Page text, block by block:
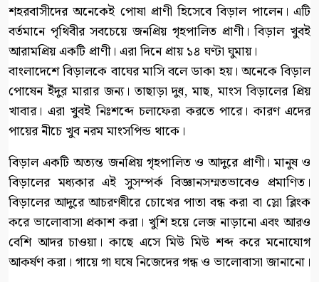
শহরবাসীদের অনেকেই পোষা প্রাণী হিসেবে বিড়াল পালেন। এটি
বর্তমানে পৃথিবীর সবচেয়ে জনপ্রিয় গৃহপালিত প্রাণী। বিড়াল খুবই
আরামপ্রিয় একটি প্রাণী। এরা দিনে প্রায় ১৪ ঘণ্টা ঘুমায়।
বাংলাদেশে বিড়ালকে বাঘের মাসি বলে ডাকা হয়। অনেকে বিড়াল
পোষেন ইঁদুর মারার জন্য। তাছাড়া দুধ, মাছ, মাংস বিড়ালের প্রিয়
খাবার। এরা খুবই নিঃশব্দে চলাফেরা করতে পারে। কারণ এদের
পায়ের নীচে খুব নরম মাংসপিন্ড থাকে।
বিড়াল একটি অত্যন্ত জনপ্রিয় গৃহপালিত ও আদুরে প্রাণী। মানুষ ও
বিড়ালের মধ্যকার এই সুসম্পর্ক বিজ্ঞানসম্মতভাবেও প্রমাণিত।
বিড়ালের আদুরে আচরণধীরে চোখের পাতা বন্ধ করা বা স্লো ব্লিংক
করে ভালোবাসা প্রকাশ করা। খুশি হয়ে লেজ নাড়ানো এবং আরও
বেশি আদর চাওয়া। কাছে এসে মিউ মিউ শব্দ করে মনোযোগ
আকর্ষণ করা। গায়ে গা ঘষে নিজেদের গন্ধ ও ভালোবাসা জানানো।